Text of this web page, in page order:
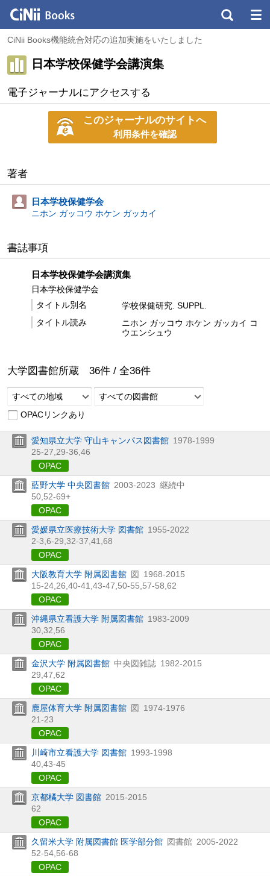
CiNii Books機能統合対応の追加実施をいたしました
日本学校保健学会講演集
電子ジャーナルにアクセスする
このジャーナルのサイトへ
利用条件を確認
著者
日本学校保健学会
ニホン ガッコウ ホケン ガッカイ
書誌事項
日本学校保健学会講演集
日本学校保健学会
タイトル別名
学校保健研究. SUPPL.
タイトル読み
ニホン ガッコウ ホケン ガッカイ コ
ウエンシュウ
大学図書館所蔵 36件 / 全36件
すべての地域
すべての図書館
OPACリンクあり
愛知県立大学 守山キャンパス図書館 1978-1999
25-27, 29-36, 46
OPAC
藍野大学 中央図書館 2003-2023 継続中
50, 52-69+
OPAC
愛媛県立医療技術大学 図書館 1955-2022
2-3, 6-29, 32-37, 41, 68
OPAC
大阪教育大学 附属図書館 図 1968-2015
15-24, 26, 40-41, 43-47, 50-55, 57-58, 62
OPAC
沖縄県立看護大学 附属図書館 1983-2009
30, 32, 56
OPAC
金沢大学 附属図書館 中央図雑誌 1982-2015
29, 47, 62
OPAC
鹿屋体育大学 附属図書館 図 1974-1976
21-23
OPAC
川崎市立看護大学 図書館 1993-1998
40, 43-45
OPAC
京都橘大学 図書館 2015-2015
62
OPAC
久留米大学 附属図書館 医学部分館 図書館 2005-2022
52-54, 56-68
OPAC